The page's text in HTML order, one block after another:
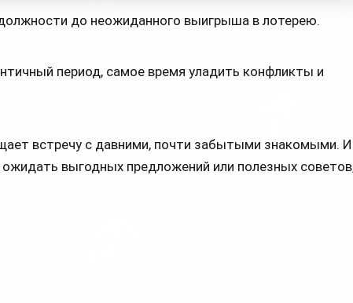
до неожиданного выигрыша в лотерею.
период, самое время уладить конфликты и
встречу с давними, почти забытыми знакомыми. И
выгодных предложений или полезных